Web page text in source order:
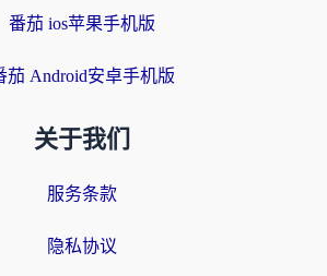
番茄 ios苹果手机版
茄 Android安卓手机版
关于我们
服务条款
隐私协议